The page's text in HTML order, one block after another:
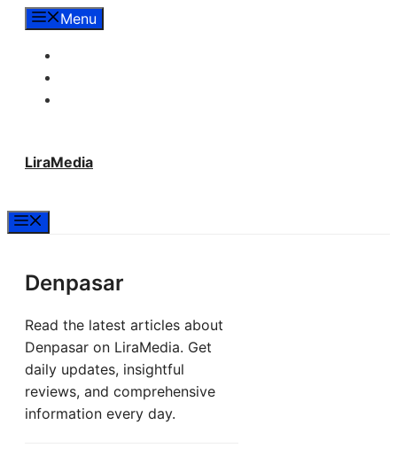
LangsungMenu
LiraMedia
Denpasar
Read the latest articles about
Denpasar on LiraMedia. Get
daily updates, insightful
reviews, and comprehensive
information every day.